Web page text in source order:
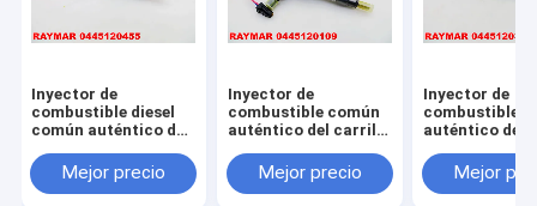
Inyector de
combustible diesel
común auténtico del
0445120455 para
Cummins QSB6.7
Mejor precio
Inyector de
combustible común
auténtico del carril
0445120109,
0445120467,
Mejor precio
Inyector de
combustible
auténtico del
0445120371,
0445120382
Mejor